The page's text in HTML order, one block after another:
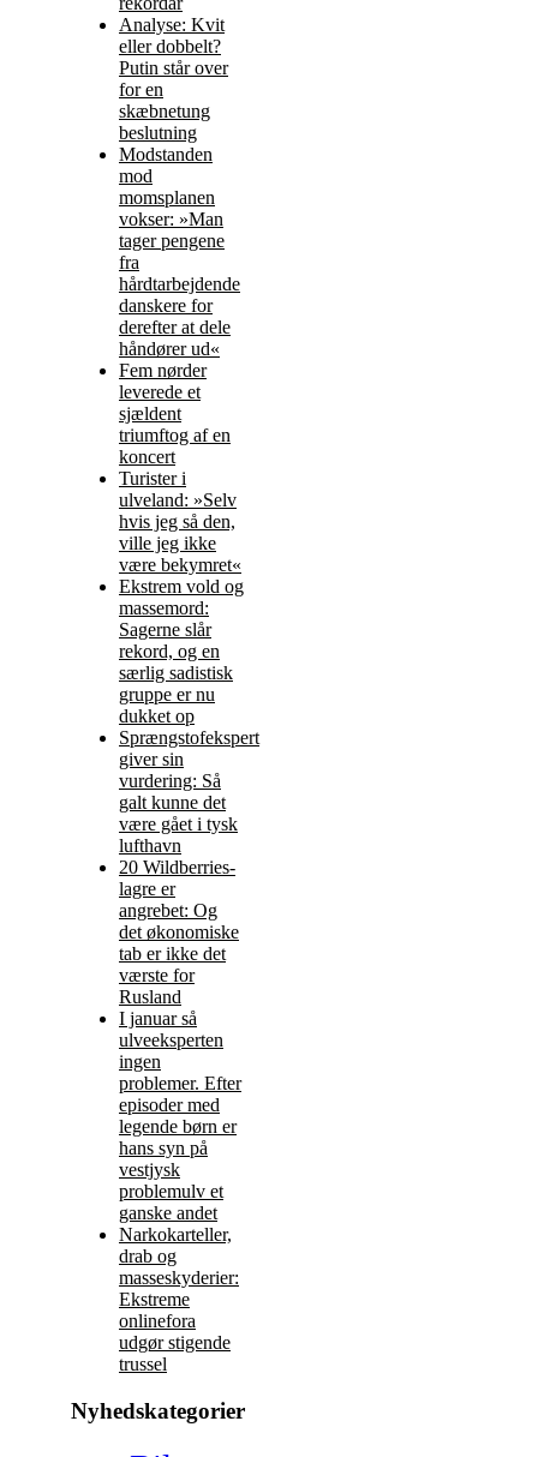
Analyse: Kvit
eller dobbelt?
Putin står over
for en
skæbnetung
beslutning
Modstanden
mod
momsplanen
vokser: »Man
tager pengene
fra
hårdtarbejdende
danskere for
derefter at dele
håndører ud«
Fem nørder
leverede et
sjældent
triumftog af en
koncert
Turister i
ulveland: »Selv
hvis jeg så den,
ville jeg ikke
være bekymret«
Ekstrem vold og
massemord:
Sagerne slår
rekord, og en
særlig sadistisk
gruppe er nu
dukket op
Sprængstofekspert
giver sin
vurdering: Så
galt kunne det
være gået i tysk
lufthavn
20 Wildberries-
lagre er
angrebet: Og
det økonomiske
tab er ikke det
værste for
Rusland
I januar så
ulveeksperten
ingen
problemer. Efter
episoder med
legende børn er
hans syn på
vestjysk
problemulv et
ganske andet
Narkokarteller,
drab og
masseskyderier:
Ekstreme
onlinefora
udgør stigende
trussel
Nyhedskategorier